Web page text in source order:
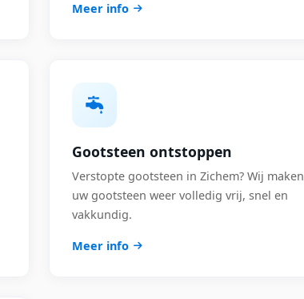
Meer info
Gootsteen ontstoppen
Verstopte gootsteen in Zichem? Wij maken
uw gootsteen weer volledig vrij, snel en
vakkundig.
Meer info